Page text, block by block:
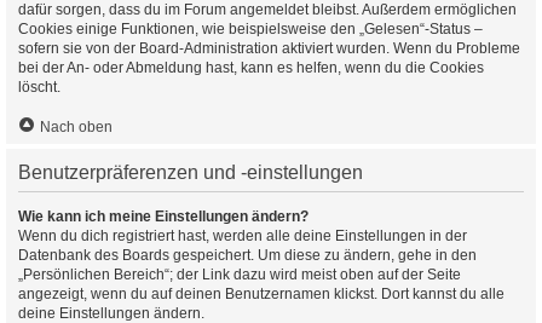
dafür sorgen, dass du im Forum angemeldet bleibst. Außerdem ermöglichen
Cookies einige Funktionen, wie beispielsweise den „Gelesen“-Status –
sofern sie von der Board-Administration aktiviert wurden. Wenn du Probleme
bei der An- oder Abmeldung hast, kann es helfen, wenn du die Cookies
löscht.
Nach oben
Benutzerpräferenzen und -einstellungen
Wie kann ich meine Einstellungen ändern?
Wenn du dich registriert hast, werden alle deine Einstellungen in der
Datenbank des Boards gespeichert. Um diese zu ändern, gehe in den
„Persönlichen Bereich“; der Link dazu wird meist oben auf der Seite
angezeigt, wenn du auf deinen Benutzernamen klickst. Dort kannst du alle
deine Einstellungen ändern.